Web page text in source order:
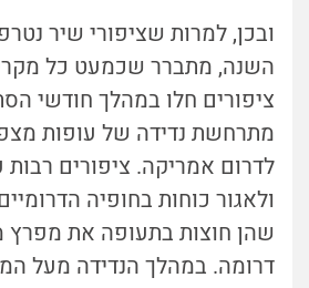
ובכן, למרות שציפורי שיר
השנה, מתברר שכמעט כל
ציפורים חלו במהלך חודשי
מתרחשת נדידה של עופות
לדרום אמריקה. ציפורים רבות
ולאגור כוחות בחופיה
שהן חוצות בתעופה את מפרץ
דרומה. במהלך הנדידה מעל